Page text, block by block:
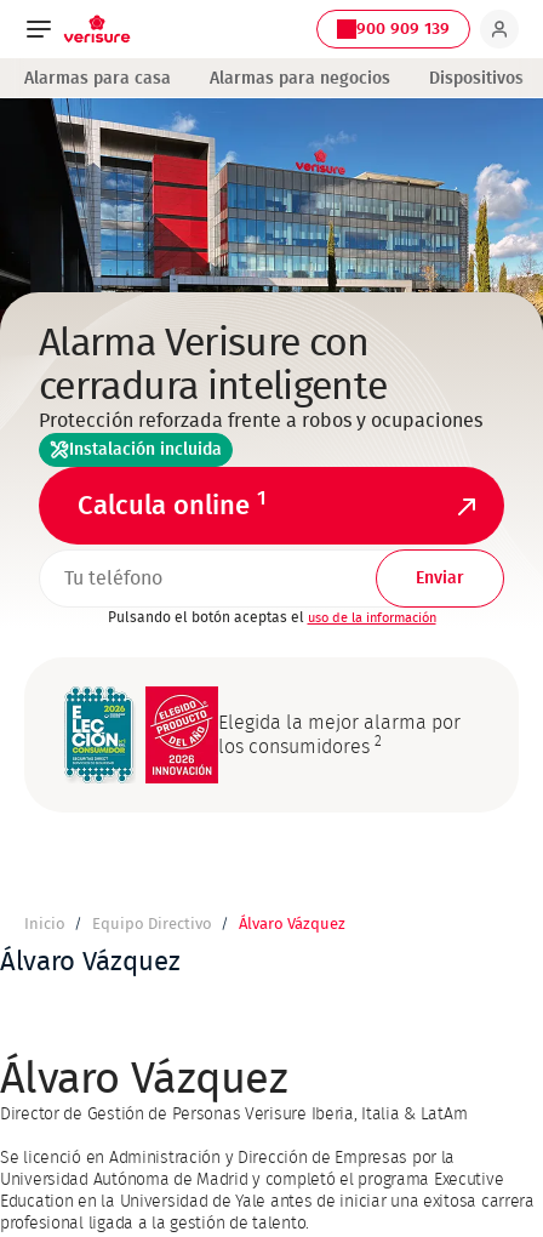
Navegación
principal
Alarmas para casa Alarmas para negocios Dispositivos
900 909 139
Alarma Verisure con
cerradura inteligente
Protección reforzada frente a robos y ocupaciones
Instalación incluida
Calcula online 1
Pulsando el botón aceptas el uso de la información
Elegida la mejor alarma por
los consumidores 2
Ruta
de
Inicio Equipo Directivo Álvaro Vázquez
Álvaro Vázquez
Álvaro Vázquez
Director de Gestión de Personas Verisure Iberia, Italia & LatAm
Se licenció en Administración y Dirección de Empresas por la
Universidad Autónoma de Madrid y completó el programa Executive
Education en la Universidad de Yale antes de iniciar una exitosa carrera
profesional ligada a la gestión de talento.